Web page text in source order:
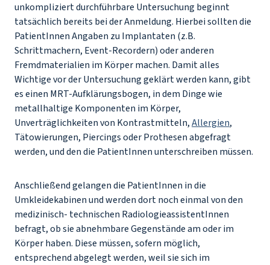
unkompliziert durchführbare Untersuchung beginnt
tatsächlich bereits bei der Anmeldung. Hierbei sollten die
PatientInnen Angaben zu Implantaten (z.B.
Schrittmachern, Event-Recordern) oder anderen
Fremdmaterialien im Körper machen. Damit alles
Wichtige vor der Untersuchung geklärt werden kann, gibt
es einen MRT-Aufklärungsbogen, in dem Dinge wie
metallhaltige Komponenten im Körper,
Unverträglichkeiten von Kontrastmitteln,Allergien,
Tätowierungen, Piercings oder Prothesen abgefragt
werden, und den die PatientInnen unterschreiben müssen.
Anschließend gelangen die PatientInnen in die
Umkleidekabinen und werden dort noch einmal von den
medizinisch- technischen RadiologieassistentInnen
befragt, ob sie abnehmbare Gegenstände am oder im
Körper haben. Diese müssen, sofern möglich,
entsprechend abgelegt werden, weil sie sich im